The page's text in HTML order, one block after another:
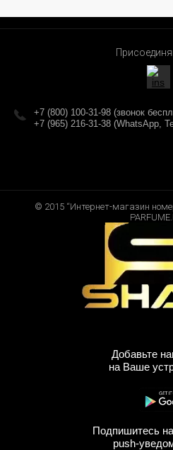
+7 (800) 100-31-98 (звонок
+7 (965) 216-31-38 (WhatsApp,
© 2015 “Интернет-магазин
Добавьте
на Ваше
Подпишитесь
push-